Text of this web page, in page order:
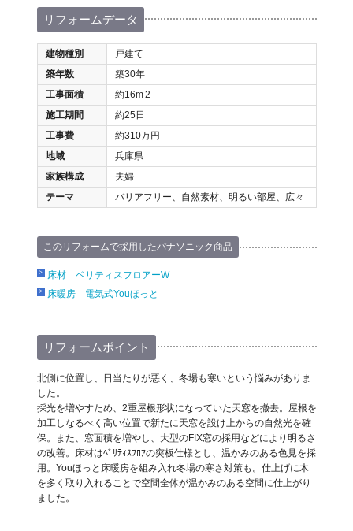
リフォームデータ
建物種別
戸建て
築年数
築30年
工事面積
約16m2
施工期間
約25日
工事費
約310万円
地域
兵庫県
家族構成
夫婦
テーマ
バリアフリー、自然素材、明るい部屋、広々
このリフォームで採用したパナソニック商品
床材 ベリティスフロアーW
床暖房 電気式Youほっと
リフォームポイント
北側に位置し、日当たりが悪く、冬場も寒いという悩みがありま
した。
採光を増やすため、2重屋根形状になっていた天窓を撤去。屋根を
加工しなるべく高い位置で新たに天窓を設け上からの自然光を確
保。また、窓面積を増やし、大型のFIX窓の採用などにより明るさ
の改善。床材はﾍﾞﾘﾃｨｽﾌﾛｱの突板仕様とし、温かみのある色見を採
用。Youほっと床暖房を組み入れ冬場の寒さ対策も。仕上げに木
を多く取り入れることで空間全体が温かみのある空間に仕上がり
ました。